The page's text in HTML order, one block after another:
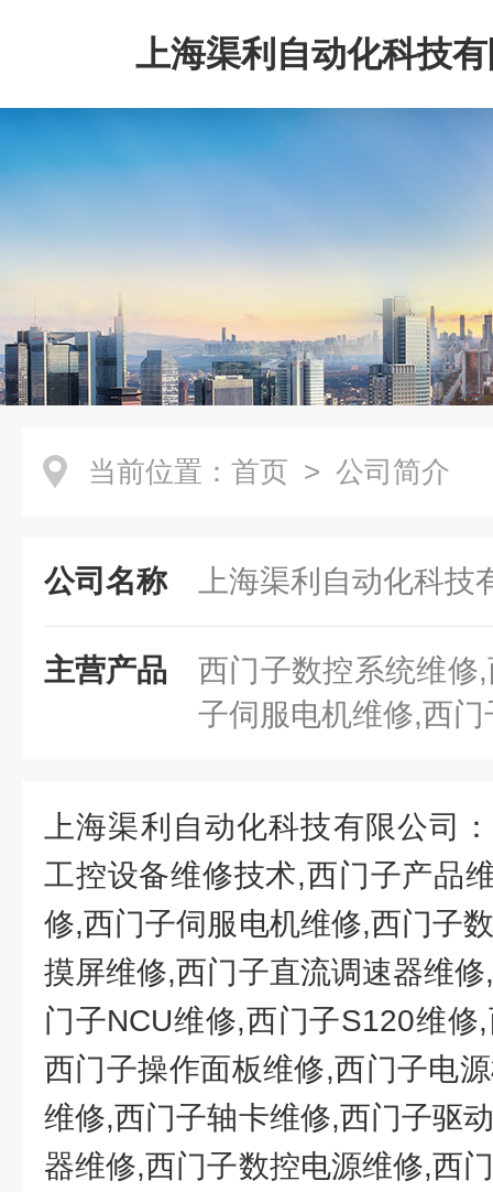
上海渠利自动化科技
当前位置： 首页 > 公司简介
公司名称 上海渠利自动化科技
主营产品
西门子数控系统维修
子伺服电机维修,西
上海渠利自动化科技有限公司
工控设备维修技术,西门子产品
修,西门子伺服电机维修,西门子
摸屏维修,西门子直流调速器维
门子NCU维修,西门子S120维
西门子操作面板维修,西门子电
维修,西门子轴卡维修,西门子驱
器维修,西门子数控电源维修,西